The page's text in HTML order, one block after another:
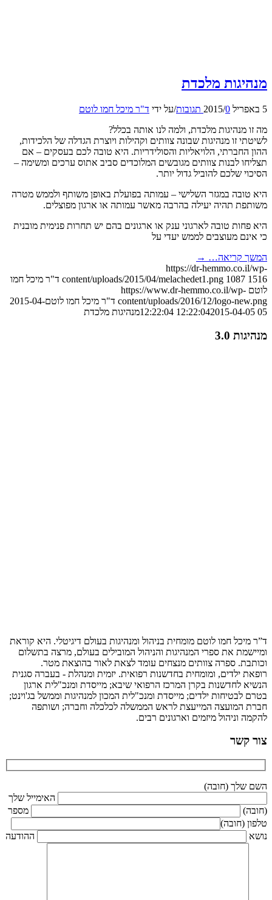
מנהיגות מלכדת
5 באפריל 2015 /0 תגובות /על ידי ד"ר מיכל חמו לוטם
מה זו מנהיגות מלכדת, ולמה לנו אותה בכלל?
לשיטתי זו מנהיגות שבונה צוותים וקהילות ויוצרת הגדלה של הלכידות,
ההון החברתי, הלויאליות והסולידריות. היא טובה לכם בעסקים – אם
תצליחו לבנות צוותים מגובשים המלוכדים סביב אתוס ערכים ומשימה –
הסיכוי שלכם להוביל גדול יותר.
היא טובה במגזר השלישי – עמותה בפועלת באופן משותף ולממש מטרה
משותפת תהיה יעילה בהרבה מאשר עמותה או ארגון מפוצלים.
היא פחות טובה לארגוני ענק או ארגונים בהם יש תחרות פנימית מובנית
כי אינם מעוצבים לממש יעדי על
המשך קריאה… →
https://dr-hemmo.co.il/wp-
content/uploads/2015/04/melachedet1.png 1087 1516
ד"ר מיכל חמו
לוטם https://www.dr-hemmo.co.il/wp-
content/uploads/2016/12/logo-new.png ד"ר מיכל חמו לוטם2015-04-
05 12:22:04
2015-04-05 12:22:04 מנהיגות מלכדת
מנהיגות 3.0
ד”ר מיכל חמו לוטם מומחית בניהול ומנהיגות בעולם דיגיטלי. היא קוראת
ומיישמת את ספרי המנהיגות והניהול המובילים בעולם, מרצה בתשלום
וכותבת. ספרה צוותים מנצחים עומד לצאת לאור בהוצאת מטר.
רופאת ילדים, ומומחית בחדשנות רפואית. יזמית ומנהלת - בעברה סגנית
הנשיא לחדשנות בקרן המרכז הרפואי שיבא; מייסדת ומנכ"לית ארגון
בטרם לבטיחות ילדים; מייסדת ומנכ"לית המכון למנהיגות וממשל בג'וינט;
חברת המועצה המייעצת לראש הממשלה לכלכלה וחברה; ושותפה
להקמה וניהול מיזמים וארגונים רבים.
צור קשר
השם שלך (חובה)
האימייל שלך
(חובה)
מספר
טלפון (חובה)
נושא
ההודעה